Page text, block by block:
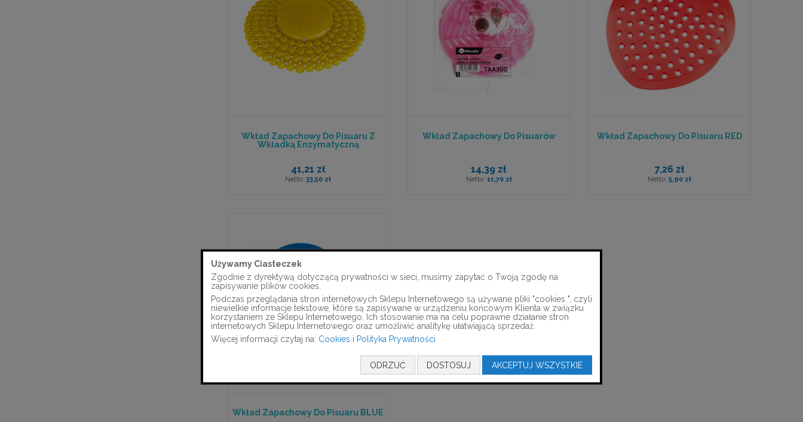
Używamy Ciasteczek
Zgodnie z dyrektywą dotyczącą prywatności w sieci, musimy zapytać o Twoją zgodę na
zapisywanie plików cookies.
Podczas przeglądania stron internetowych Sklepu Internetowego są używane pliki "cookies ", czyli
niewielkie informacje tekstowe, które są zapisywane w urządzeniu końcowym Klienta w związku
korzystaniem ze Sklepu Internetowego. Ich stosowanie ma na celu poprawne działanie stron
internetowych Sklepu Internetowego oraz umożliwić analitykę ułatwiającą sprzedaż.
Więcej informacji czytaj na: Cookies i Polityka Prywatności
ODRZUĆ DOSTOSUJ AKCEPTUJ WSZYSTKIE
Wkład Zapachowy Do Pisuaru Z
Wkładką Enzymatyczną
41,21 zł
33,50 zł
Wkład Zapachowy Do Pisuarów
14,39 zł
11,70 zł
Wkład Zapachowy Do Pisuaru RED
7,26 zł
5,90 zł
Wkład Zapachowy Do Pisuaru BLUE